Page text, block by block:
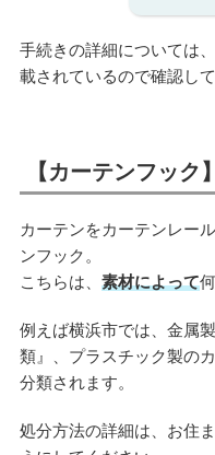
手続きの詳細については
載されているので確認し
【カーテンフック
カーテンをカーテンレー
ンフック。
こちらは、 素材によって
例えば横浜市では、金属
類』、プラスチック製の
分類されます。
処分方法の詳細は、お住